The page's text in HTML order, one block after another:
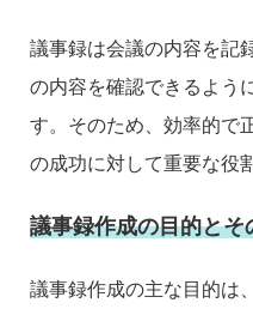
議事録は会議の内容を記
の内容を確認できるよう
す。そのため、効率的で
の成功に対して重要な役
議事録作成の目的とそ
議事録作成の主な目的は